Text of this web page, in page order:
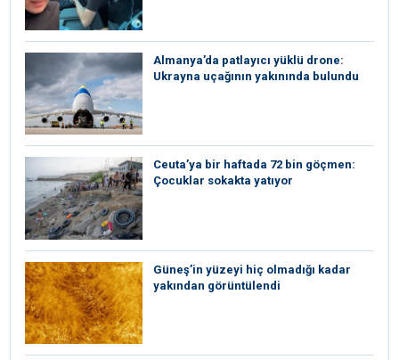
Almanya’da patlayıcı yüklü drone:
Ukrayna uçağının yakınında bulundu
Ceuta’ya bir haftada 72 bin göçmen:
Çocuklar sokakta yatıyor
Güneş’in yüzeyi hiç olmadığı kadar
yakından görüntülendi